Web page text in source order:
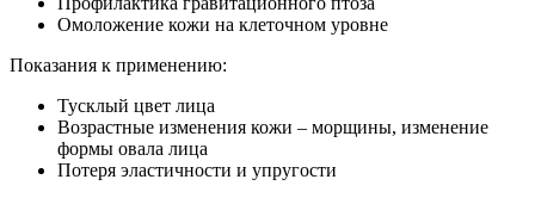
Омоложение кожи на клеточном уровне
Показания к применению:
Тусклый цвет лица
Возрастные изменения кожи – морщины, изменение
формы овала лица
Потеря эластичности и упругости